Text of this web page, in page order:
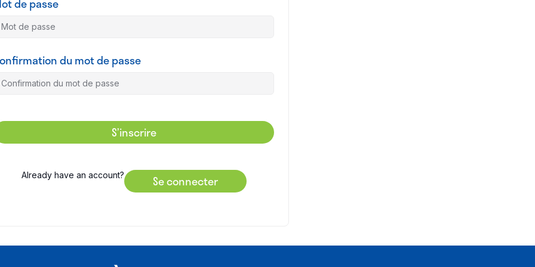
de passe
du mot de passe
S’inscrire
Already have an account? Se connecter